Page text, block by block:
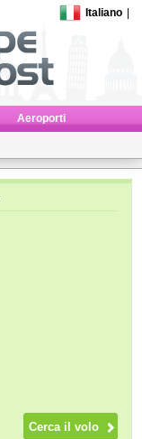
Italiano
Aeroporti